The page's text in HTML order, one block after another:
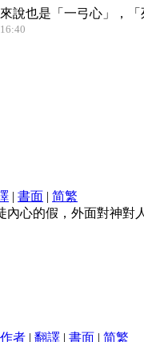
說也是「一弓心」，
| 書面 | 简繁
心的假，外面對神對
者 | 翻譯 | 書面 | 简繁